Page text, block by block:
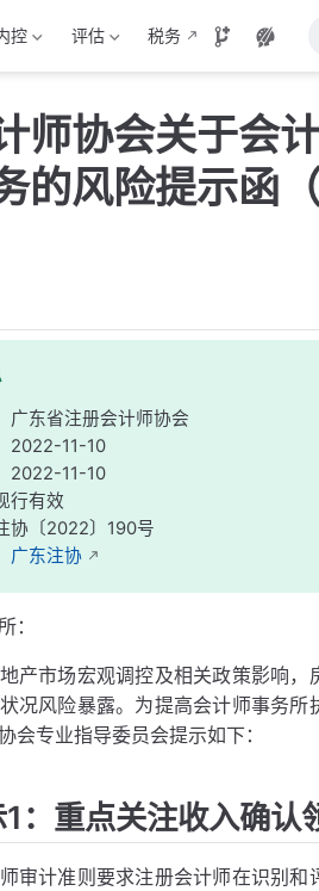
控 评估 税务
师协会关于会
的风险提示函
广东省注册会计师协会
2022-11-10
2022-11-10
行有效
协〔2022〕190号
广东注协
：
产市场宏观调控及相关政策影响
况风险暴露。为提高会计师事务
会专业指导委员会提示如下：
：重点关注收入确认
审计准则要求注册会计师在识别